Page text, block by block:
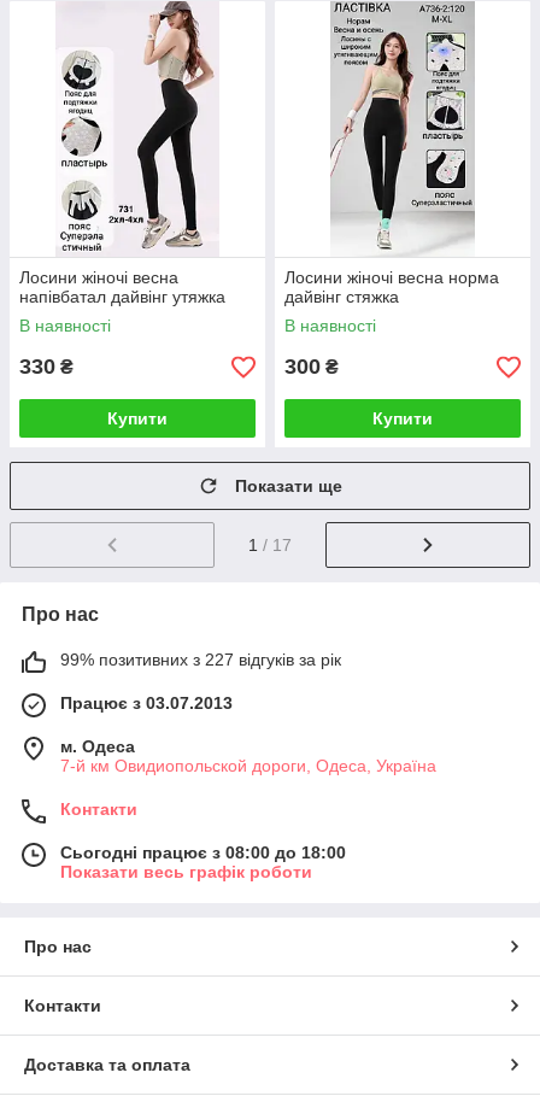
Лосини жіночі весна
напівбатал дайвінг утяжка
В наявності
330 ₴
Купити
Лосини жіночі весна норма
дайвінг стяжка
В наявності
300 ₴
Купити
Показати ще
1 / 17
Про нас
99% позитивних з 227 відгуків за рік
Працює з 03.07.2013
м. Одеса
7-й км Овидиопольской дороги, Одеса, Україна
Контакти
Сьогодні працює з 08:00 до 18:00
Показати весь графік роботи
Про нас
Контакти
Доставка та оплата